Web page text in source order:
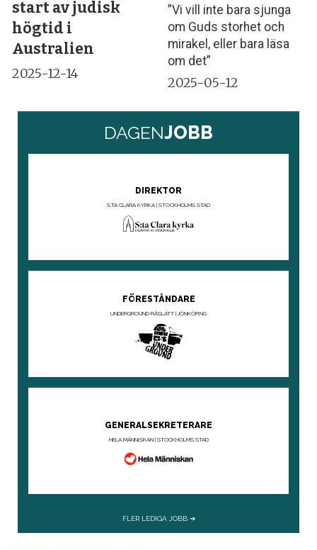
start av judisk
högtid i
Australien
2025-12-14
”Vi vill inte bara sjunga
om Guds storhet och
mirakel, eller bara läsa
om det”
2025-05-12